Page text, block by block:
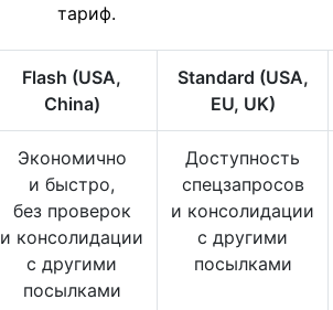
тариф.
Flash (USA,
China)
Standard (USA,
EU, UK)
Экономично
и быстро,
без проверок
и консолидации
с другими
посылками
Доступность
спецзапросов
и консолидации
с другими
посылками